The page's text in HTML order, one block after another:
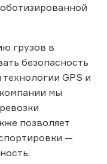
грузов в
безопасность
GPS и
мы
позволяет
—